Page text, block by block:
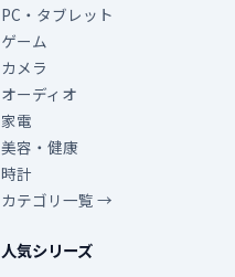
PC・タブレット
ゲーム
カメラ
オーディオ
家電
美容・健康
時計
カテゴリ一覧 →
人気シリーズ